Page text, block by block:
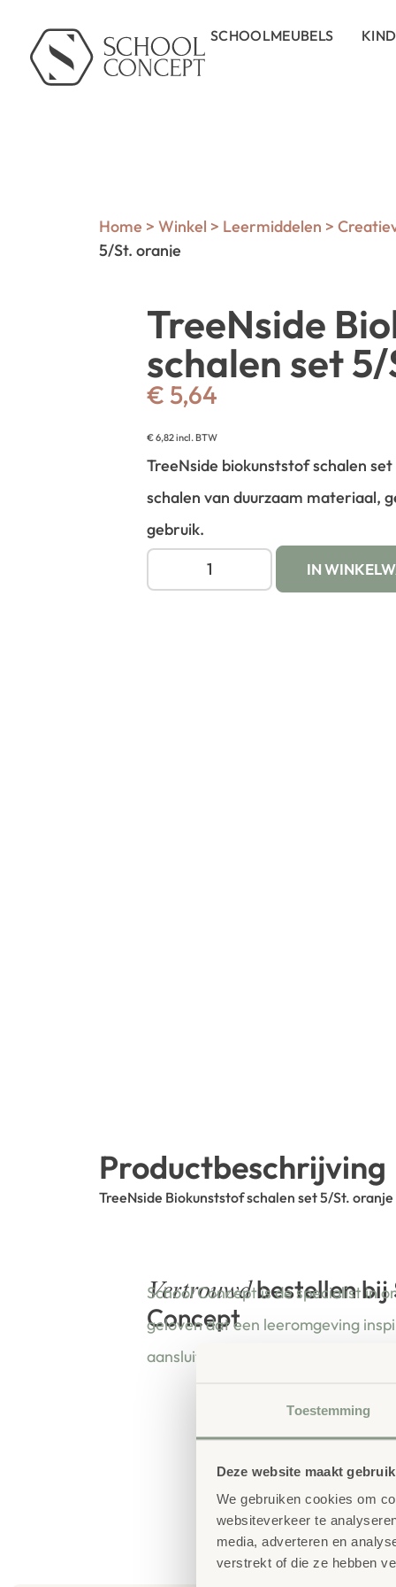
Toestemming
Deze website maakt
We gebruiken cookies om
websiteverkeer te
media, adverteren en
verstrekt of die ze hebben
SCHOOLMEUBELS
Home > Winkel > Leermiddelen >
5/St. oranje
TreeNside
schalen set
€ 5,64
€6,82incl. BTW
TreeNside biokunststof schalen
schalen van duurzaam materiaal,
gebruik.
IN
Productbeschrijving
TreeNside Biokunststof schalen set 5/St. oranje
Vertrouwdbestellen bij
Concept
School Concept is de specialist in
geloven dat een leeromgeving
aansluit bij de behoeften van